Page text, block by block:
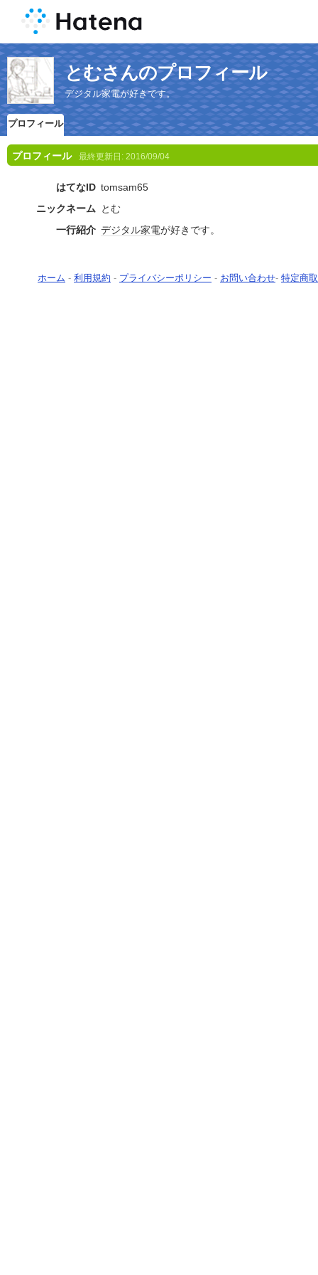
とむさんのプロフィール
デジタル家電が好きです。
プロフィール
プロフィール 最終更新日: 2016/09/04
はてなID tomsam65
ニックネーム とむ
一行紹介 デジタル家電が好きです。
ホーム - 利用規約 - プライバシーポリシー - お問い合わせ- 特定商